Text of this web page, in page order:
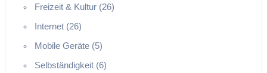
Freizeit & Kultur (26)
Internet (26)
Mobile Geräte (5)
Selbständigkeit (6)